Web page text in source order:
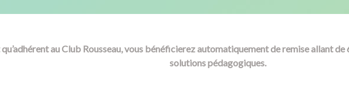
au Club Rousseau, vous bénéficierez automatiquement de remise allant de
solutions pédagogiques.​